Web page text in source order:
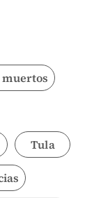
Tula